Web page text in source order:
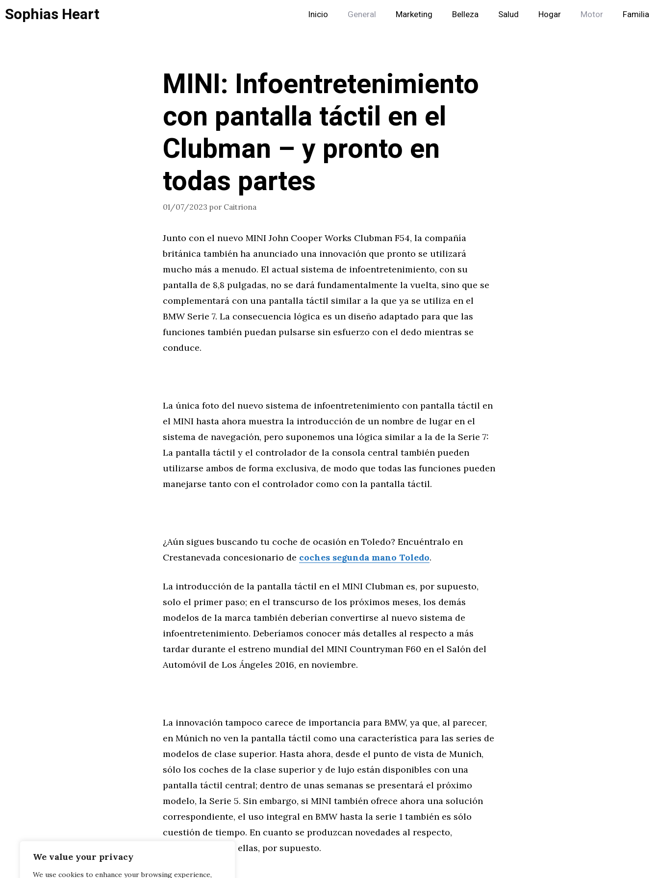
We value your privacy
We use cookies to enhance your browsing experience,
Saltar
Sophias Heart Inicio General Marketing Belleza Salud Hogar Motor Familia
MINI: Infoentretenimiento
con pantalla táctil en el
Clubman – y pronto en
todas partes
01/07/2023 por Caitriona
Junto con el nuevo MINI John Cooper Works Clubman F54, la compañía
británica también ha anunciado una innovación que pronto se utilizará
mucho más a menudo. El actual sistema de infoentretenimiento, con su
pantalla de 8,8 pulgadas, no se dará fundamentalmente la vuelta, sino que se
complementará con una pantalla táctil similar a la que ya se utiliza en el
BMW Serie 7. La consecuencia lógica es un diseño adaptado para que las
funciones también puedan pulsarse sin esfuerzo con el dedo mientras se
conduce.
La única foto del nuevo sistema de infoentretenimiento con pantalla táctil en
el MINI hasta ahora muestra la introducción de un nombre de lugar en el
sistema de navegación, pero suponemos una lógica similar a la de la Serie 7:
La pantalla táctil y el controlador de la consola central también pueden
utilizarse ambos de forma exclusiva, de modo que todas las funciones pueden
manejarse tanto con el controlador como con la pantalla táctil.
¿Aún sigues buscando tu coche de ocasión en Toledo? Encuéntralo en
Crestanevada concesionario de coches segunda mano Toledo.
La introducción de la pantalla táctil en el MINI Clubman es, por supuesto,
solo el primer paso; en el transcurso de los próximos meses, los demás
modelos de la marca también deberían convertirse al nuevo sistema de
infoentretenimiento. Deberíamos conocer más detalles al respecto a más
tardar durante el estreno mundial del MINI Countryman F60 en el Salón del
Automóvil de Los Ángeles 2016, en noviembre.
La innovación tampoco carece de importancia para BMW, ya que, al parecer,
en Múnich no ven la pantalla táctil como una característica para las series de
modelos de clase superior. Hasta ahora, desde el punto de vista de Munich,
sólo los coches de la clase superior y de lujo están disponibles con una
pantalla táctil central; dentro de unas semanas se presentará el próximo
modelo, la Serie 5. Sin embargo, si MINI también ofrece ahora una solución
correspondiente, el uso integral en BMW hasta la serie 1 también es sólo
cuestión de tiempo. En cuanto se produzcan novedades al respecto,
informaremos de ellas, por supuesto.
Categorías
General,Motor